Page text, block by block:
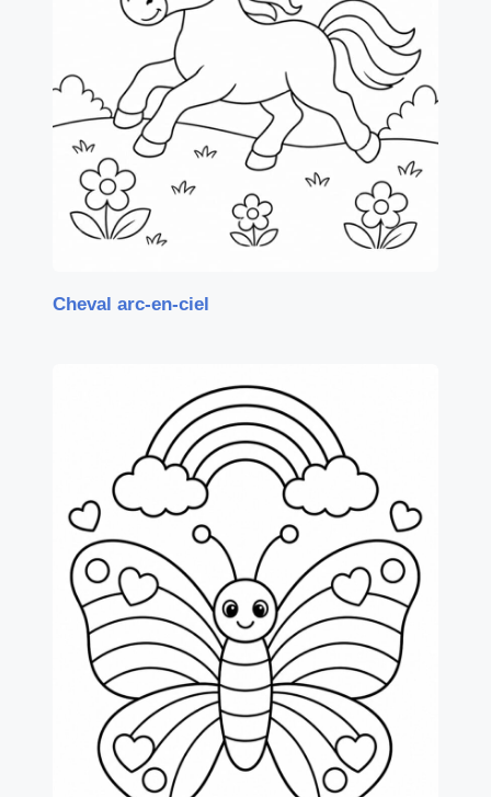
Cheval arc-en-ciel